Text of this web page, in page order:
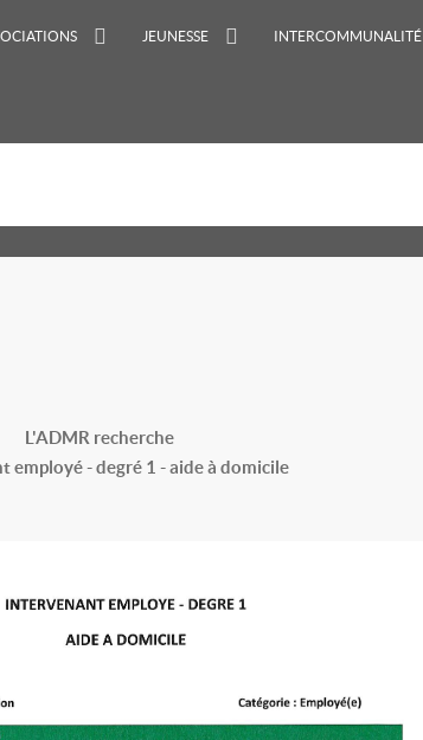
JEUNESSE INTERCOMMUNALITÉ
L'ADMR recherche
employé - degré 1 - aide à domicile